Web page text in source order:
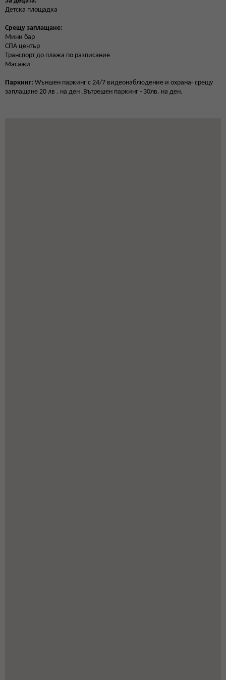
Детска площадка
Срещу заплащане:
Мини бар
СПА център
Транспорт до плажа по разписание
Масажи
Паркинг: Wъншен паркинг с 24/7 видеонаблюдение и охрана- срещу
заплащане 20 лв . на ден .Вътрешен паркинг - 30лв. на ден.